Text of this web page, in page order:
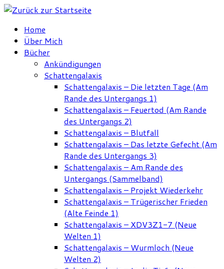
Zum
springenHome
Über Mich
Bücher
Ankündigungen
Schattengalaxis
Schattengalaxis – Die letzten Tage (Am
Rande des Untergangs 1)
Schattengalaxis – Feuertod (Am Rande
des Untergangs 2)
Schattengalaxis – Blutfall
Schattengalaxis – Das letzte Gefecht (Am
Rande des Untergangs 3)
Schattengalaxis – Am Rande des
Untergangs (Sammelband)
Schattengalaxis – Projekt Wiederkehr
Schattengalaxis – Trügerischer Frieden
(Alte Feinde 1)
Schattengalaxis – XDV3Z1-7 (Neue
Welten 1)
Schattengalaxis – Wurmloch (Neue
Welten 2)